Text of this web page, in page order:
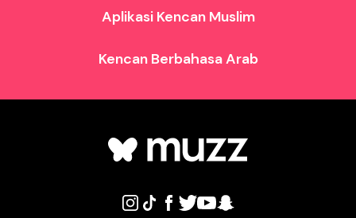
Aplikasi Kencan Muslim
Kencan Berbahasa Arab